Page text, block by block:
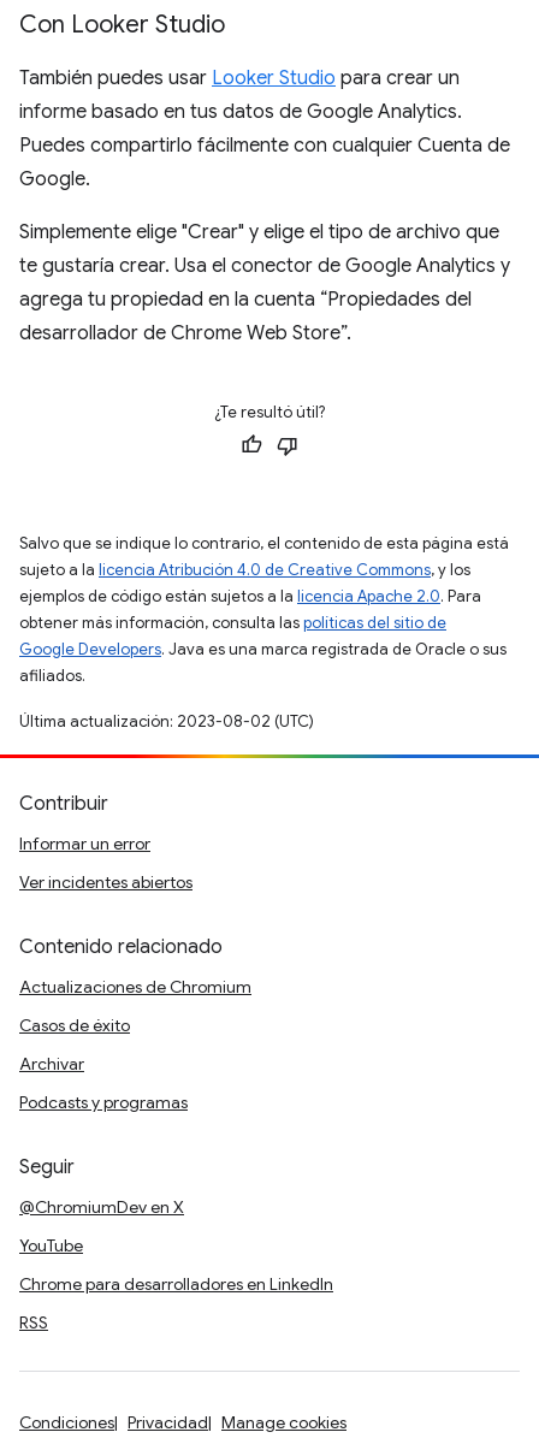
Con Looker Studio
También puedes usar Looker Studio para crear un
informe basado en tus datos de Google Analytics.
Puedes compartirlo fácilmente con cualquier Cuenta de
Google.
Simplemente elige "Crear" y elige el tipo de archivo que
te gustaría crear. Usa el conector de Google Analytics y
agrega tu propiedad en la cuenta “Propiedades del
desarrollador de Chrome Web Store”.
¿Te resultó útil?
Salvo que se indique lo contrario, el contenido de esta página está
sujeto a la licencia Atribución 4.0 de Creative Commons, y los
ejemplos de código están sujetos a la licencia Apache 2.0. Para
obtener más información, consulta laspolíticas del sitio de
Google Developers. Java es una marca registrada de Oracle o sus
afiliados.
Última actualización: 2023-08-02 (UTC)
Contribuir
Informar un error
Ver incidentes abiertos
Contenido relacionado
Actualizaciones de Chromium
Casos de éxito
Archivar
Podcasts y programas
Seguir
@ChromiumDev en X
YouTube
Chrome para desarrolladores en LinkedIn
RSS
Condiciones Privacidad Manage cookies